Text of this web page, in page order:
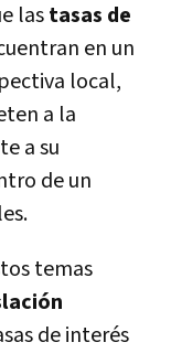
lastasas de
en un
local,
a la
a su
de un
temas
de interés